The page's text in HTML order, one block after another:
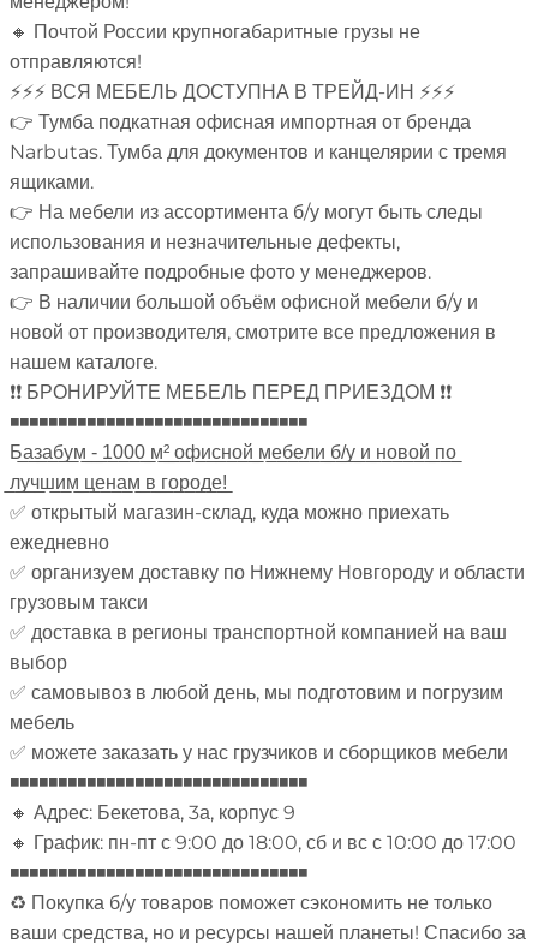
🔸 Почтой России крупногабаритные грузы не
отправляются!
⚡⚡⚡ ВСЯ МЕБЕЛЬ ДОСТУПНА В ТРЕЙД-ИН ⚡⚡⚡
👉 Тумба подкатная офисная импортная от бренда
Narbutas. Тумба для документов и канцелярии с тремя
ящиками.
👉 На мебели из ассортимента б/у могут быть следы
использования и незначительные дефекты,
запрашивайте подробные фото у менеджеров.
👉 В наличии большой объём офисной мебели б/у и
новой от производителя, смотрите все предложения в
нашем каталоге.
❗❗ БРОНИРУЙТЕ МЕБЕЛЬ ПЕРЕД ПРИЕЗДОМ ❗❗
◾◾◾◾◾◾◾◾◾◾◾◾◾◾◾◾◾◾◾◾◾◾◾◾◾◾◾◾◾◾◾
Б̲а̲з̲а̲б̲у̲м̲ ̲-̲ ̲1̲0̲0̲0̲ ̲м̲²̲ ̲о̲ф̲и̲с̲н̲о̲й̲ ̲м̲е̲б̲е̲л̲и̲ ̲б̲/̲у̲ ̲и̲ ̲н̲о̲в̲о̲й̲ ̲п̲о̲
̲л̲у̲ч̲ш̲и̲м̲ ̲ц̲е̲н̲а̲м̲ ̲в̲ ̲г̲о̲р̲о̲д̲е̲!̲
✅ открытый магазин-склад, куда можно приехать
ежедневно
✅ организуем доставку по Нижнему Новгороду и области
грузовым такси
✅ доставка в регионы транспортной компанией на ваш
выбор
✅ самовывоз в любой день, мы подготовим и погрузим
мебель
✅ можете заказать у нас грузчиков и сборщиков мебели
◾◾◾◾◾◾◾◾◾◾◾◾◾◾◾◾◾◾◾◾◾◾◾◾◾◾◾◾◾◾◾
🔸 Адрес: Бекетова, 3а, корпус 9
🔸 График: пн-пт с 9:00 до 18:00, сб и вс с 10:00 до 17:00
◾◾◾◾◾◾◾◾◾◾◾◾◾◾◾◾◾◾◾◾◾◾◾◾◾◾◾◾◾◾◾
♻ Покупка б/у товаров поможет сэкономить не только
ваши средства, но и ресурсы нашей планеты! Спасибо за